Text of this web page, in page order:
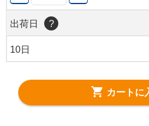
出荷日 ?
10日
カートに